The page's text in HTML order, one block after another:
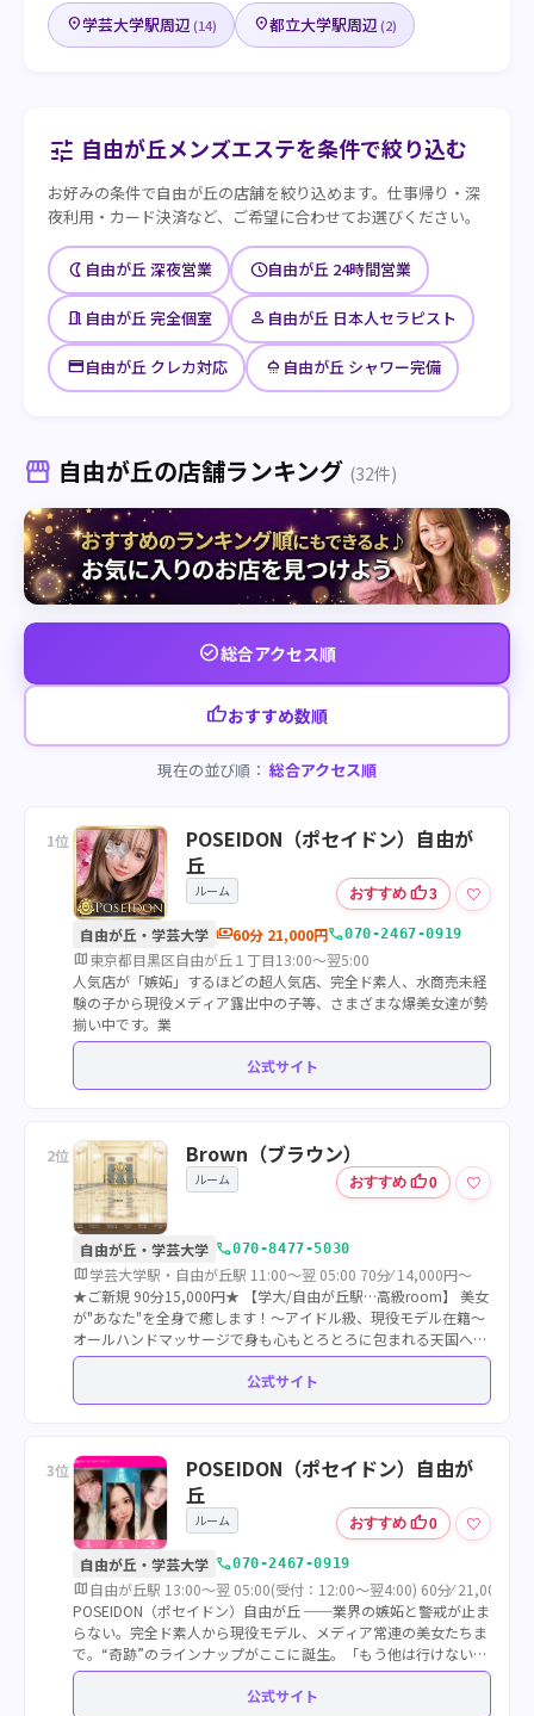
place学芸大学駅周辺(14) place都立大学駅周辺(2)
tune 自由が丘メンズエステを条件で絞り込む
お好みの条件で自由が丘の店舗を絞り込めます。仕事帰り・深
夜利用・カード決済など、ご希望に合わせてお選びください。
nightlight 自由が丘 深夜営業 schedule自由が丘 24時間営業
meeting_room 自由が丘 完全個室 person 自由が丘 日本人セラピスト
credit_card自由が丘 クレカ対応 shower 自由が丘 シャワー完備
storefront 自由が丘の店舗ランキング (32件)
check_circle総合アクセス順
thumb_upおすすめ数順
現在の並び順： 総合アクセス順
1位
POSEIDON（ポセイドン）自由が
丘
ルーム おすすめ thumb_up3
♡
自由が丘・学芸大学 payments60分 21,000円call070-2467-0919
map東京都目黒区自由が丘１丁目13:00～翌5:00
人気店が「嫉妬」するほどの超人気店、完全ド素人、水商売未経
験の子から現役メディア露出中の子等、さまざまな爆美女達が勢
揃い中です。業
公式サイト
2位 Brown（ブラウン）
ルーム おすすめ thumb_up0 ♡
自由が丘・学芸大学 call070-8477-5030
map学芸大学駅・自由が丘駅 11:00～翌 05:00 70分⁄ 14,000円～
★ご新規 90分15,000円★ 【学大/自由が丘駅…高級room】 美女
が"あなた"を全身で癒します！〜アイドル級、現役モデル在籍〜
オールハンドマッサージで身も心もとろとろに包まれる天国へ…
★17時までの開始で-3,000円！！大人気仰向け集中コースご用意
公式サイト
3位
POSEIDON（ポセイドン）自由が
丘
ルーム おすすめ thumb_up0
♡
自由が丘・学芸大学 call070-2467-0919
map 自由が丘駅 13:00～翌 05:00(受付：12:00～翌4:00) 60分⁄ 21,000円～
POSEIDON（ポセイドン）自由が丘 ──業界の嫉妬と警戒が止ま
らない。完全ド素人から現役モデル、メディア常連の美女たちま
で。“奇跡”のラインナップがここに誕生。「もう他は行けない」
と噂される“伝説”のその先へ──“選ばれし者だけが辿り着く”メ
公式サイト